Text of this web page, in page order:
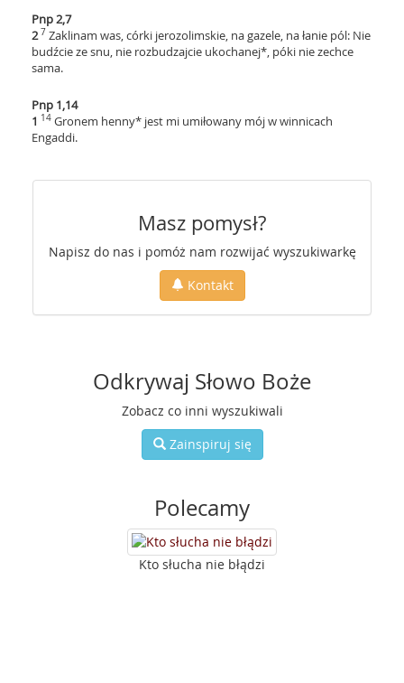
Pnp 2,7
2 7 Zaklinam was, córki jerozolimskie, na gazele, na łanie pól: Nie
budźcie ze snu, nie rozbudzajcie ukochanej*, póki nie zechce
sama.
Pnp 1,14
1 14 Gronem henny* jest mi umiłowany mój w winnicach
Engaddi.
Masz pomysł?
Napisz do nas i pomóż nam rozwijać wyszukiwarkę
Kontakt
Odkrywaj Słowo Boże
Zobacz co inni wyszukiwali
Zainspiruj się
Polecamy
Kto słucha nie błądzi